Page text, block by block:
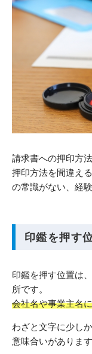
請求書への押印方
押印方法を間違え
の常識がない、経
印鑑を押す
印鑑を押す位置は
所です。
会社名や事業主名
わざと文字に少し
意味合いがあります